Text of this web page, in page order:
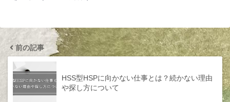
前の記事
HSS型HSPに向かない仕事とは？続かない理由
や探し方について